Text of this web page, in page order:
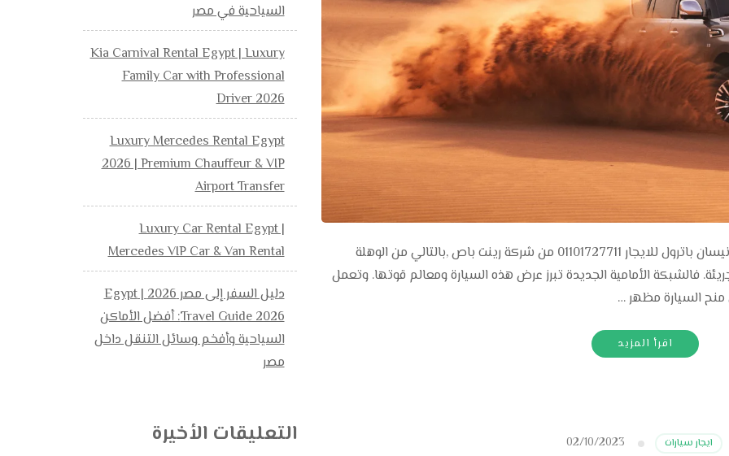
ايجار نيسان باترول Rent Nissan Patrol سياره نيسان باترول للايجار 01101727711 من شركة رينت باص ,بالتالي من الوهلة
فالشبكة الأمامية الجديدة تبرز عرض هذه السيارة ومعالم قوتها. وتعمل
منح السيارة مظهر …
اقرأ المزيد
ايجار سيارات 02/10/2023
السياحية في مصر
Kia Carnival Rental Egypt | Luxury
Family Car with Professional
Driver 2026
Luxury Mercedes Rental Egypt
2026 | Premium Chauffeur & VIP
Airport Transfer
Luxury Car Rental Egypt |
Mercedes VIP Car & Van Rental
دليل السفر إلى مصر 2026 | Egypt
Travel Guide 2026: أفضل الأماكن
السياحية وأفخم وسائل التنقل داخل
مصر
التعليقات الأخيرة